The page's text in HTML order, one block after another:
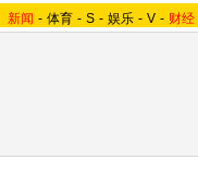
新闻 - 体育 - S - 娱乐 - V - 财经